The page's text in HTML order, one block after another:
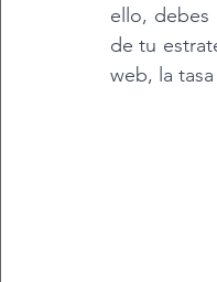
ello, debes
de tu
web, la